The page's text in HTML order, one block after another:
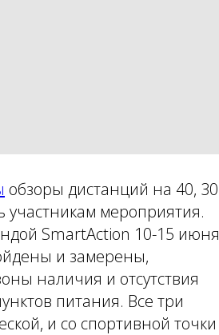
обзоры дистанций на 40, 30
участникам мероприятия.
SmartAction 10-15 июня
и замерены,
наличия и отсутствия
питания. Все три
и со спортивной точки